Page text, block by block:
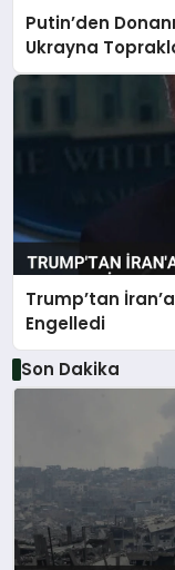
Putin’den
Ukrayna
Trump’tan İran’a
Engelledi
Son Dakika